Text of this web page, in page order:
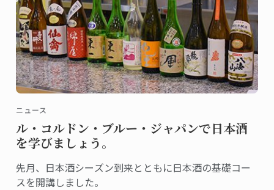
ニュース
ル・コルドン・ブルー・ジャパンで日本酒
を学びましょう。
先月、日本酒シーズン到来とともに日本酒の基礎コー
スを開講しました。